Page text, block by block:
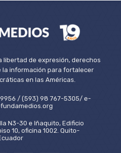
libertad de expresión, derechos
la información para fortalecer
en las Américas.
/ (593) 98 767-5305/ e-
N3-30 e Iñaquito, Edificio
10, oficina 1002. Quito-